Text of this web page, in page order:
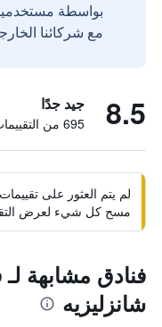
مع شركائنا
8.5 جيد جدًا
695 من التقييمات تم التحقق منها
لم يتم العثور على
مسح كل شيء لعرض
فنادق مشابهة
شانزليزيه